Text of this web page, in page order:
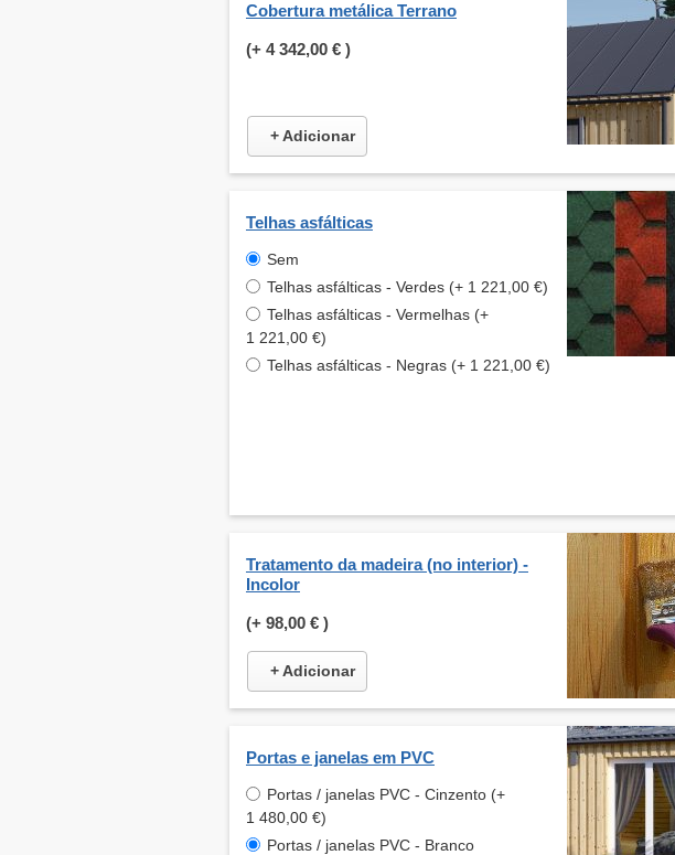
Cobertura metálica Terrano
(+ 4 342,00 € )
+ Adicionar
Telhas asfálticas
Sem
Telhas asfálticas - Verdes (+ 1 221,00 €)
Telhas asfálticas - Vermelhas (+
1 221,00 €)
Telhas asfálticas - Negras (+ 1 221,00 €)
Tratamento da madeira (no interior) -
Incolor
(+ 98,00 € )
+ Adicionar
Portas e janelas em PVC
Portas / janelas PVC - Cinzento (+
1 480,00 €)
Portas / janelas PVC - Branco